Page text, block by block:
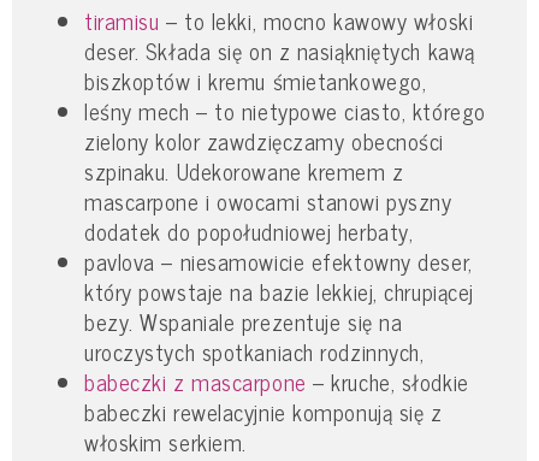
tiramisu – to lekki, mocno kawowy włoski
deser. Składa się on z nasiąkniętych kawą
biszkoptów i kremu śmietankowego,
leśny mech – to nietypowe ciasto, którego
zielony kolor zawdzięczamy obecności
szpinaku. Udekorowane kremem z
mascarpone i owocami stanowi pyszny
dodatek do popołudniowej herbaty,
pavlova – niesamowicie efektowny deser,
który powstaje na bazie lekkiej, chrupiącej
bezy. Wspaniale prezentuje się na
uroczystych spotkaniach rodzinnych,
babeczki z mascarpone – kruche, słodkie
babeczki rewelacyjnie komponują się z
włoskim serkiem.